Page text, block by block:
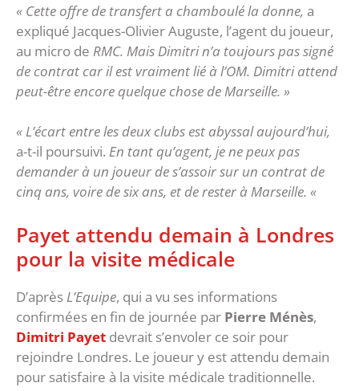
« Cette offre de transfert a chamboulé la donne, a
expliqué Jacques-Olivier Auguste, l’agent du joueur,
au micro de RMC. Mais Dimitri n’a toujours pas signé
de contrat car il est vraiment lié à l’OM. Dimitri attend
peut-être encore quelque chose de Marseille. »
« L’écart entre les deux clubs est abyssal aujourd’hui,
a-t-il poursuivi. En tant qu’agent, je ne peux pas
demander à un joueur de s’assoir sur un contrat de
cinq ans, voire de six ans, et de rester à Marseille. «
Payet attendu demain à Londres
pour la visite médicale
D’après L’Equipe, qui a vu ses informations
confirmées en fin de journée par Pierre Ménès,
Dimitri Payet devrait s’envoler ce soir pour
rejoindre Londres. Le joueur y est attendu demain
pour satisfaire à la visite médicale traditionnelle.